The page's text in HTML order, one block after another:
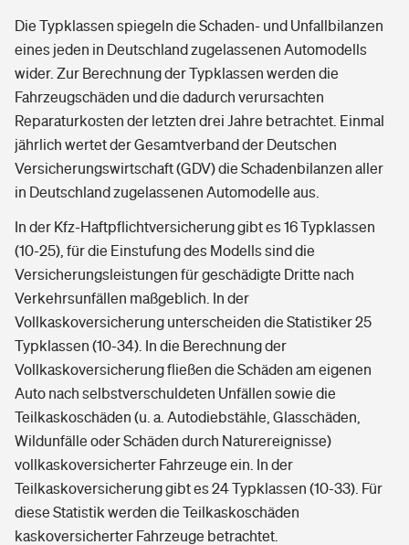
Die Typklassen spiegeln die Schaden- und Unfallbilanzen
eines jeden in Deutschland zugelassenen Automodells
wider. Zur Berechnung der Typklassen werden die
Fahrzeugschäden und die dadurch verursachten
Reparaturkosten der letzten drei Jahre betrachtet. Einmal
jährlich wertet der Gesamtverband der Deutschen
Versicherungswirtschaft (GDV) die Schadenbilanzen aller
in Deutschland zugelassenen Automodelle aus.
In der Kfz-Haftpflichtversicherung gibt es 16 Typklassen
(10-25), für die Einstufung des Modells sind die
Versicherungsleistungen für geschädigte Dritte nach
Verkehrsunfällen maßgeblich. In der
Vollkaskoversicherung unterscheiden die Statistiker 25
Typklassen (10-34). In die Berechnung der
Vollkaskoversicherung fließen die Schäden am eigenen
Auto nach selbstverschuldeten Unfällen sowie die
Teilkaskoschäden (u. a. Autodiebstähle, Glasschäden,
Wildunfälle oder Schäden durch Naturereignisse)
vollkaskoversicherter Fahrzeuge ein. In der
Teilkaskoversicherung gibt es 24 Typklassen (10-33). Für
diese Statistik werden die Teilkaskoschäden
kaskoversicherter Fahrzeuge betrachtet.